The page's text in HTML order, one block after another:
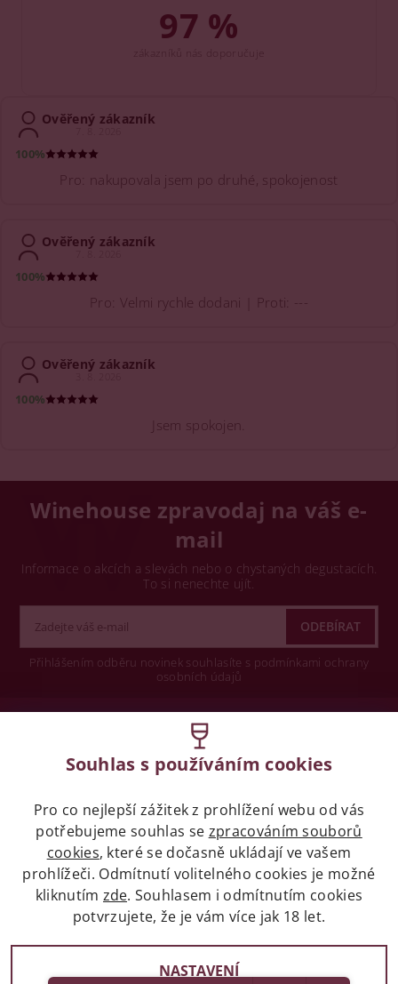
97 %
Ověřený zákazník
100%
Pro: nakupovala jsem po druhé, spokojenost
Ověřený zákazník
100%
Pro: Velmi rychle dodani | Proti: ---
Ověřený zákazník
100%
Jsem spokojen.
Winehouse zpravodaj na váš e-
mail
Informace o akcích a slevách nebo o chystaných degustacích.
To si nenechte ujít.
Přihlášením odběru novinek souhlasíte s podmínkami ochrany
osobních údajů
Legislativa
Zákaz prodeje alkoholických nápojů osobám
mladších 18 let.
Naše služby
Souhlas s používáním cookies
Pro co nejlepší zážitek z prohlížení webu od vás
potřebujeme souhlas se zpracováním souborů
cookies, které se dočasně ukládají ve vašem
prohlížeči. Odmítnutí volitelného cookies je možné
kliknutím zde. Souhlasem i odmítnutím cookies
potvrzujete, že je vám více jak 18 let.
NASTAVENÍ